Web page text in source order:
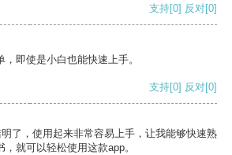
支持[0] 反对[0]
即使是小白也能快速上手。
支持[0] 反对[0]
了，使用起来非常容易上手，让我能够快速熟
就可以轻松使用这款app。